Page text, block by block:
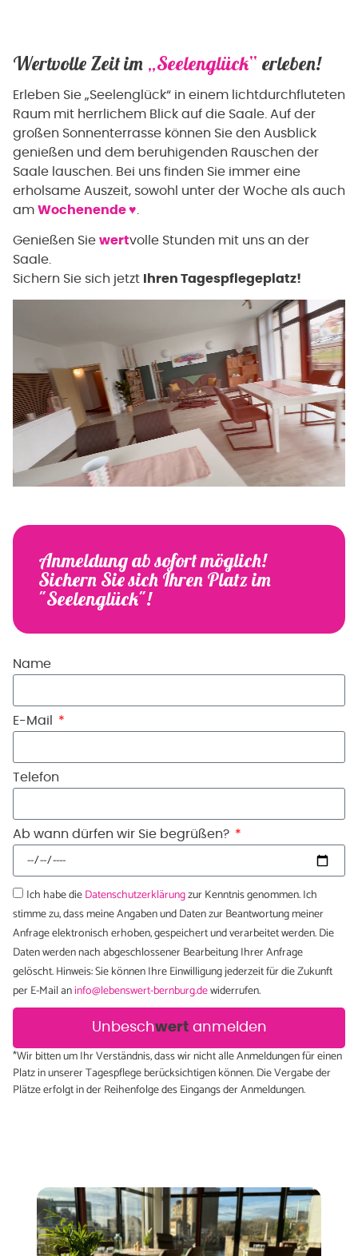
Wertvolle Zeit im „Seelenglück“ erleben!
Erleben Sie „Seelenglück“ in einem lichtdurchfluteten
Raum mit herrlichem Blick auf die Saale. Auf der
großen Sonnenterrasse können Sie den Ausblick
genießen und dem beruhigenden Rauschen der
Saale lauschen. Bei uns finden Sie immer eine
erholsame Auszeit, sowohl unter der Woche als auch
am Wochenende ♥
Genießen Sie wertvolle Stunden mit uns an der
Saale.
Sichern Sie sich jetzt
Ihren Tagespflegeplatz!
Anmeldung ab sofort möglich!
Sichern Sie sich Ihren Platz im
"Seelenglück"!
Name
E-Mail
Telefon
Ab wann dürfen wir Sie begrüßen?
Ich habe dieDatenschutzerklärungzur Kenntnis genommen. Ich
stimme zu, dass meine Angaben und Daten zur Beantwortung meiner
Anfrage elektronisch erhoben, gespeichert und verarbeitet werden. Die
Daten werden nach abgeschlossener Bearbeitung Ihrer Anfrage
gelöscht. Hinweis: Sie können Ihre Einwilligung jederzeit für die Zukunft
per E-Mail aninfo@lebenswert-bernburg.dewiderrufen.
Unbeschwertanmelden
*Wir bitten um Ihr Verständnis, dass wir nicht alle Anmeldungen für einen
Platz in unserer Tagespflege berücksichtigen können. Die Vergabe der
Plätze erfolgt in der Reihenfolge des Eingangs der Anmeldungen.